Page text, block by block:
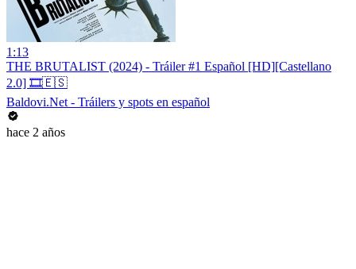
1:13
THE BRUTALIST (2024) - Tráiler #1 Español [HD][Castellano
2.0] 🎞️🇪🇸
Baldovi.Net - Tráilers y spots en español
hace 2 años